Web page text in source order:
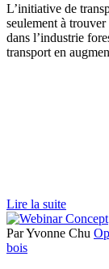
L’initiative de
seulement à
dans l’industrie
transport en
Lire la suite
Par Yvonne Chu
bois